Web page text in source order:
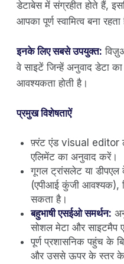
डेटाबेस में संग्रहीत होते हैं,
आपका पूर्ण स्वामित्व बना रहता
इनके लिए सबसे उपयुक्त:
वे साइटें जिन्हें अनुवाद डेटा
आवश्यकता होती है।
प्रमुख विशेषताऐं
फ़्रंट एंड visual editor
एलिमेंट का अनुवाद करें।
गूगल ट्रांसलेट या डीपएल
(एपीआई कुंजी आवश्यक),
सकता है।
बहुभाषी एसईओ समर्थन:
सोशल मेटा और
पूर्ण प्रशासनिक पहुंच के
और उससे ऊपर के स्तर